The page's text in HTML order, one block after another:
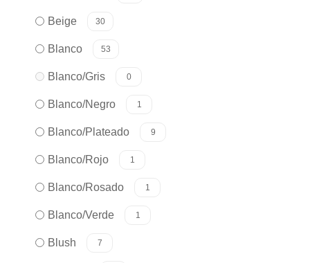
Beige 30
Blanco 53
Blanco/Gris 0
Blanco/Negro 1
Blanco/Plateado 9
Blanco/Rojo 1
Blanco/Rosado 1
Blanco/Verde 1
Blush 7